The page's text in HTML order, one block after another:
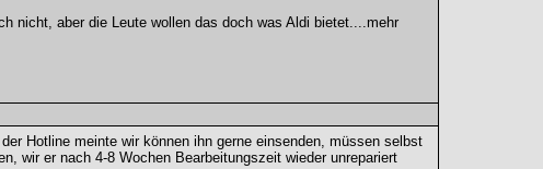
nicht, aber die Leute wollen das doch was Aldi bietet....mehr
Hotline meinte wir können ihn gerne einsenden, müssen selbst
wir er nach 4-8 Wochen Bearbeitungszeit wieder unrepariert